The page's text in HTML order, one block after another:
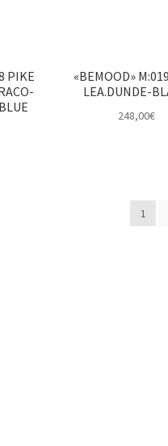
PIKE
«BEMOOD»
LEA.DUNDE-
248,00€
1